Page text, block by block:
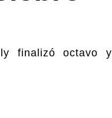
finalizó octavo y